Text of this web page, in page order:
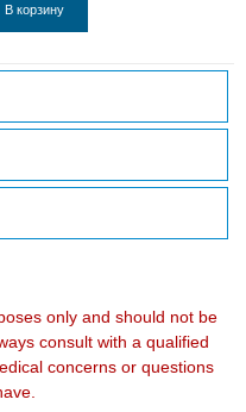
В корзину
only and should not be
consult with a qualified
concerns or questions